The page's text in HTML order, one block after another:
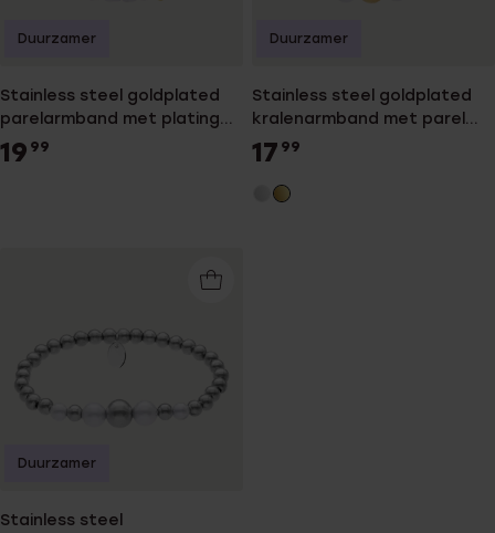
Stainless steel goldplated
parelarmband met plating
voor dames
19 99
Duurzamer
Stainless steel goldplated
kralenarmband met parel
voor dames
17 99
Duurzamer
Stainless steel
Duurzamer